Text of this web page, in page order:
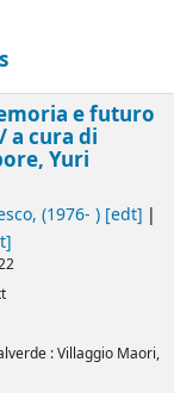
e futuro
a cura di
Yuri
, (1976- )[edt]
:Villaggio Maori,